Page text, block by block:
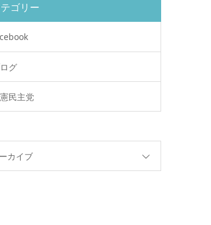
ゴリー
グ
民主党
カイブ